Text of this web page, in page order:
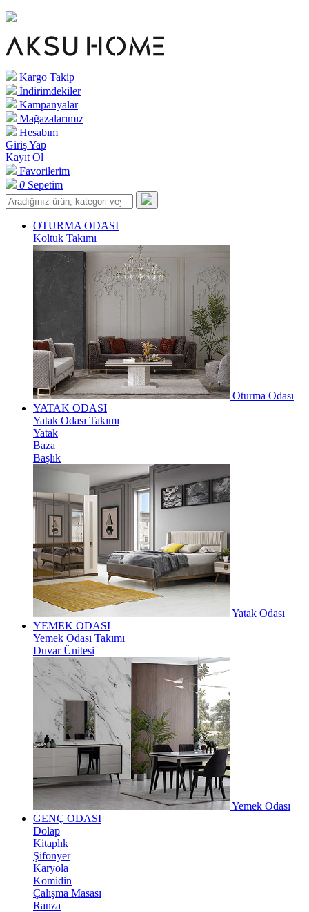
Kargo Takip
İndirimdekiler
Kampanyalar
Mağazalarımız
Hesabım
Giriş Yap
Kayıt Ol
Favorilerim
0 Sepetim
OTURMA ODASI
Koltuk Takımı
Oturma Odası
YATAK ODASI
Yatak Odası Takımı
Yatak
Baza
Başlık
Yatak Odası
YEMEK ODASI
Yemek Odası Takımı
Duvar Ünitesi
Yemek Odası
GENÇ ODASI
Dolap
Kitaplık
Şifonyer
Karyola
Komidin
Çalışma Masası
Ranza